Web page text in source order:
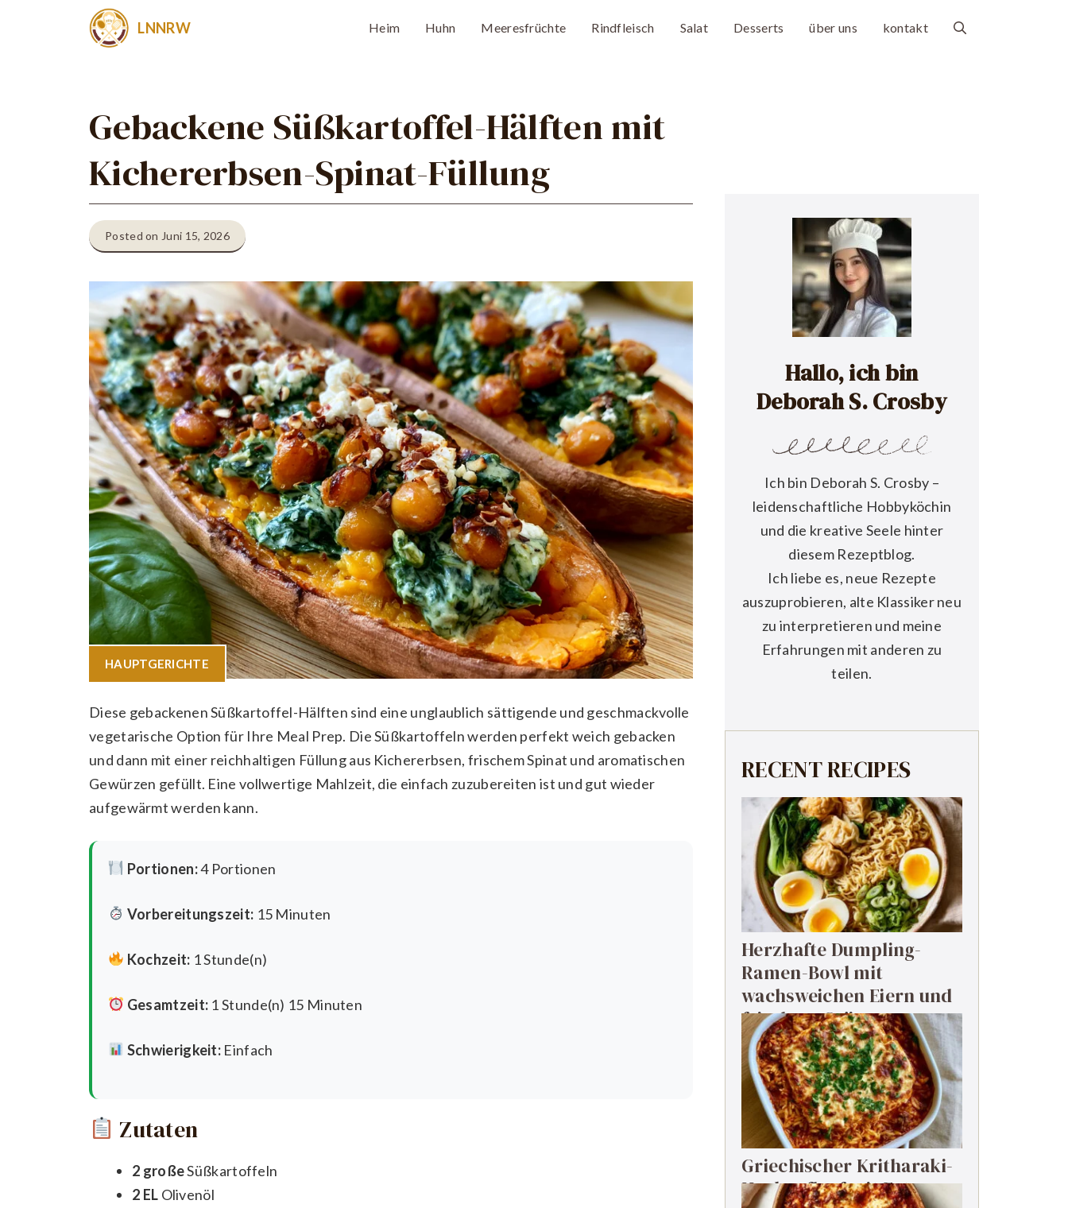
LNNRW Heim Huhn Meeresfrüchte Rindfleisch Salat Desserts über uns kontakt
Gebackene Süßkartoffel-Hälften mit
Kichererbsen-Spinat-Füllung
Posted on Juni 15, 2026
HAUPTGERICHTE
Diese gebackenen Süßkartoffel-Hälften sind eine unglaublich sättigende und geschmackvolle
vegetarische Option für Ihre Meal Prep. Die Süßkartoffeln werden perfekt weich gebacken
und dann mit einer reichhaltigen Füllung aus Kichererbsen, frischem Spinat und aromatischen
Gewürzen gefüllt. Eine vollwertige Mahlzeit, die einfach zuzubereiten ist und gut wieder
aufgewärmt werden kann.
Portionen:4 Portionen
Vorbereitungszeit: 15 Minuten
Kochzeit: 1 Stunde(n)
Gesamtzeit: 1 Stunde(n) 15 Minuten
Schwierigkeit: Einfach
Zutaten
2 großeSüßkartoffeln
2 EL Olivenöl
Hallo, ich bin
Deborah S. Crosby
Ich bin Deborah S. Crosby –
leidenschaftliche Hobbyköchin
und die kreative Seele hinter
diesem Rezeptblog.
Ich liebe es, neue Rezepte
auszuprobieren, alte Klassiker neu
zu interpretieren und meine
Erfahrungen mit anderen zu
teilen.
RECENT RECIPES
Herzhafte Dumpling-
Ramen-Bowl mit
wachsweichen Eiern und
frischem Grün
Griechischer Kritharaki-
Hackauflauf mit Feta